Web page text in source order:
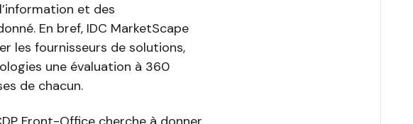
et des
En bref, IDC MarketScape
les fournisseurs de solutions,
une évaluation à 360
de chacun.